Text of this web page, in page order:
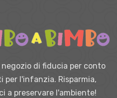
di fiducia per conto
l'infanzia. Risparmia,
a preservare l'ambiente!